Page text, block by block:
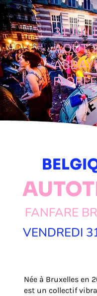
31
AOÛT
FANFARE
VENDREDI
Née à Bruxelles en
est un collectif